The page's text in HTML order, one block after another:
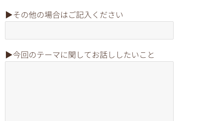
▶︎その他の場合はご記入ください
▶︎今回のテーマに関してお話ししたいこと